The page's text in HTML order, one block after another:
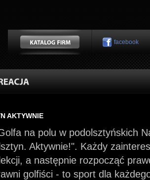
facebook
AKTYWNIE
na polu w podolsztyńskich
Aktywnie!". Każdy
a następnie rozpocząć
golfiści - to sport dla